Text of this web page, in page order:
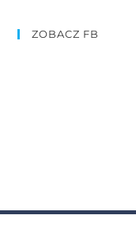
ZOBACZ FB